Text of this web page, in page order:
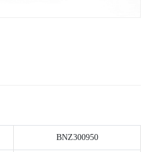
BNZ300950